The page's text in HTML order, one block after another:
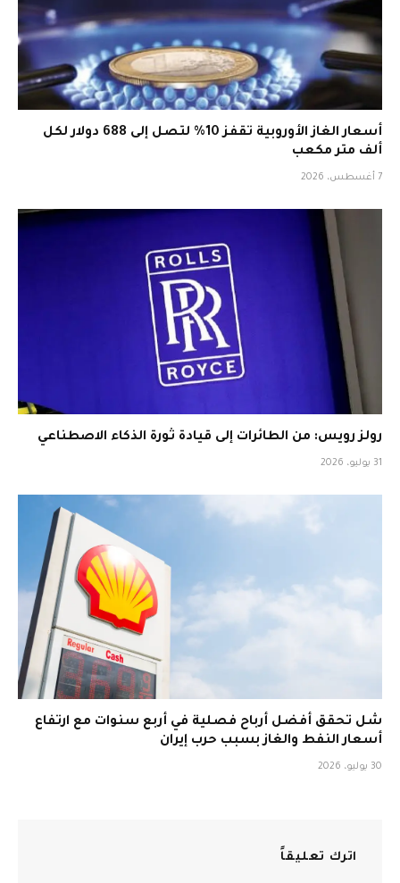
أسعار الغاز الأوروبية تقفز 10% لتصل إلى 688 دولار لكل
ألف متر مكعب
7 أغسطس، 2026
رولز رويس: من الطائرات إلى قيادة ثورة الذكاء الاصطناعي
31 يوليو، 2026
شل تحقق أفضل أرباح فصلية في أربع سنوات مع ارتفاع
أسعار النفط والغاز بسبب حرب إيران
30 يوليو، 2026
اترك تعليقاً